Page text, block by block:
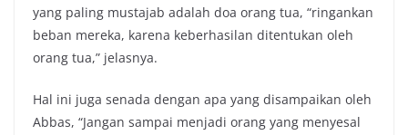
yang paling mustajab adalah doa orang tua, “ringankan
beban mereka, karena keberhasilan ditentukan oleh
orang tua,” jelasnya.
Hal ini juga senada dengan apa yang disampaikan oleh
Abbas, “Jangan sampai menjadi orang yang menyesal